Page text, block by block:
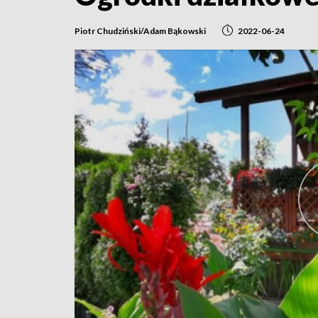
Piotr Chudziński/Adam Bąkowski 2022-06-24